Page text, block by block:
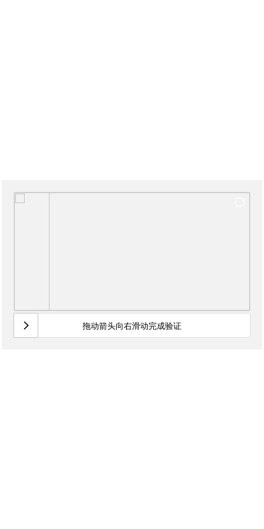
拖动箭头向右滑动完成验证